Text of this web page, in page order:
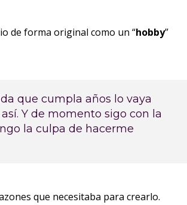
de forma original como un “hobby”
que cumpla años lo vaya
Y de momento sigo con la
la culpa de hacerme
que necesitaba para crearlo.